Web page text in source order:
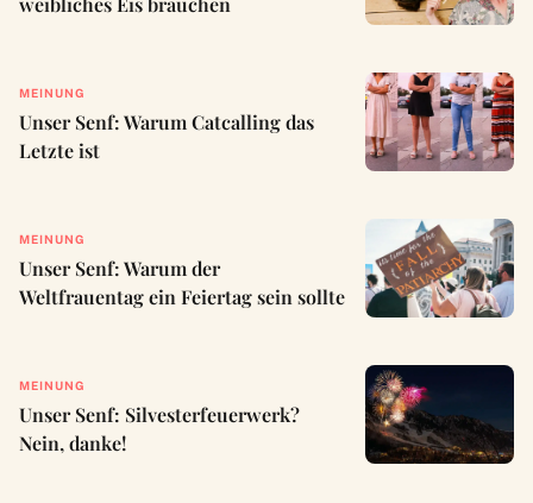
MEINUNG
Unser Senf: Warum Catcalling das
Letzte ist
MEINUNG
Unser Senf: Warum der
Weltfrauentag ein Feiertag sein sollte
MEINUNG
Unser Senf: Silvesterfeuerwerk?
Nein, danke!